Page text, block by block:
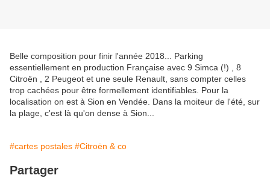
Belle composition pour finir l'année 2018... Parking
essentiellement en production Française avec 9 Simca (!) , 8
Citroën , 2 Peugeot et une seule Renault, sans compter celles
trop cachées pour être formellement identifiables. Pour la
localisation on est à Sion en Vendée. Dans la moiteur de l'été, sur
la plage, c'est là qu'on dense à Sion...
#cartes postales #Citroën & co
Partager